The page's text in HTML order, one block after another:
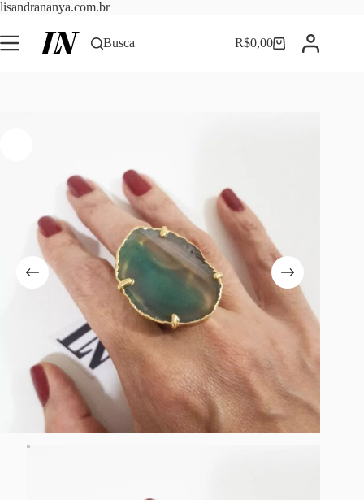
lisandrananya.com.brPular
o
conteúdo
Busca Carrinho
R$0,00